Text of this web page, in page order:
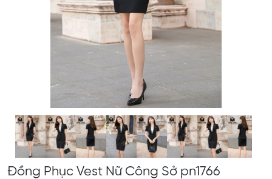
Đồng Phục Vest Nữ Công Sở pn1766